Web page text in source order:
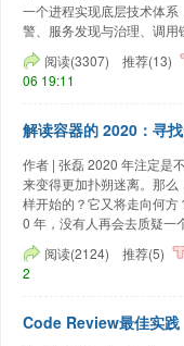
一个进程实现底层技术体
警、服务发现与治理、调
阅读(3307)
推荐(13)
06 19:11
解读容器的 2020：寻
作者 | 张磊 2020 年注定是
来变得更加扑朔迷离。那
样开始的？它又将走向何
0 年，没有人再会去质疑一
阅读(2124)
推荐(5)
2
Code Review最佳实践